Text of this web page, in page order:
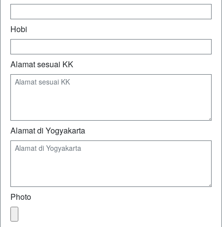
Hobi
Alamat sesuai KK
Alamat di Yogyakarta
Photo